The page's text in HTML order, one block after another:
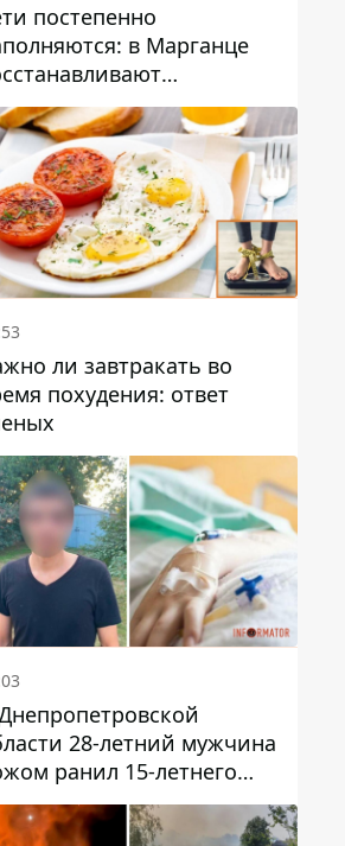
постепенно
в Марганце
ли завтракать во
похудения: ответ
28-летний мужчина
ранил 15-летнего